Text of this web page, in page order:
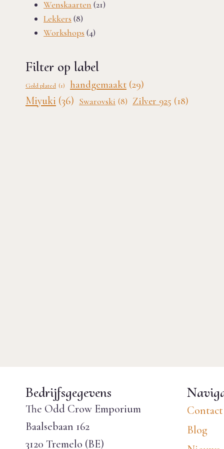
Wenskaarten 2121
Lekkers 88
producten
Workshops 44
Filter op label
Gold plated (1) handgemaakt (29)
Miyuki (36) Swarovski (8) Zilver 925 (18)
Bedrijfsgegevens
The Odd Crow Emporium
Baalsebaan 162
3120 Tremelo (BE)
Contact
Blog